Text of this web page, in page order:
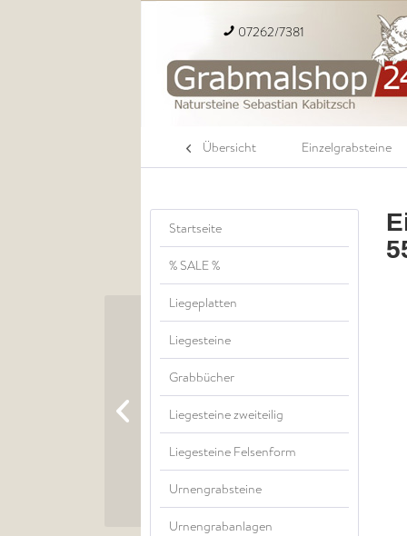
07262/7381
Übersicht Einzelgrabsteine
Startseite
% SALE %
Liegeplatten
Liegesteine
Grabbücher
Liegesteine zweiteilig
Liegesteine Felsenform
Urnengrabsteine
Urnengrabanlagen